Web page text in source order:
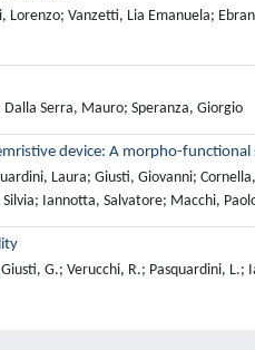
Vanzetti, Lia Emanuela;
Serra, Mauro; Speranza, Giorgio
device: A morpho-functional
Laura; Giusti, Giovanni;
Iannotta, Salvatore; Macchi,
G.; Verucchi, R.; Pasquardini,